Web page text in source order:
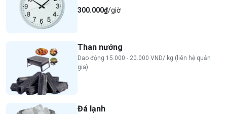
300.000₫/giờ
Than nướng
Dao động 15.000 - 20.000 VND/ kg (liên hệ quản
gia)
Đá lạnh